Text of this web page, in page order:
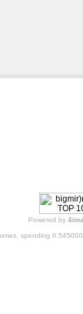
Powered by
spending